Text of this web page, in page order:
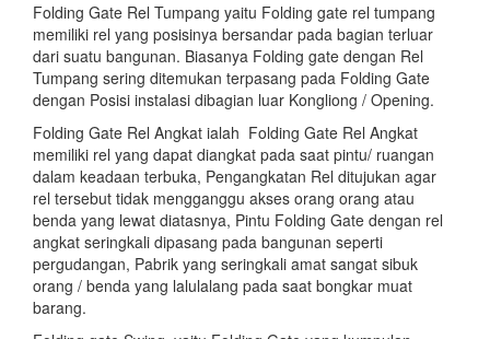
Folding Gate Rel Tumpang yaitu Folding gate rel tumpang
memiliki rel yang posisinya bersandar pada bagian terluar
dari suatu bangunan. Biasanya Folding gate dengan Rel
Tumpang sering ditemukan terpasang pada Folding Gate
dengan Posisi instalasi dibagian luar Kongliong / Opening.
Folding Gate Rel Angkat ialah Folding Gate Rel Angkat
memiliki rel yang dapat diangkat pada saat pintu/ ruangan
dalam keadaan terbuka, Pengangkatan Rel ditujukan agar
rel tersebut tidak mengganggu akses orang orang atau
benda yang lewat diatasnya, Pintu Folding Gate dengan rel
angkat seringkali dipasang pada bangunan seperti
pergudangan, Pabrik yang seringkali amat sangat sibuk
orang / benda yang lalulalang pada saat bongkar muat
barang.